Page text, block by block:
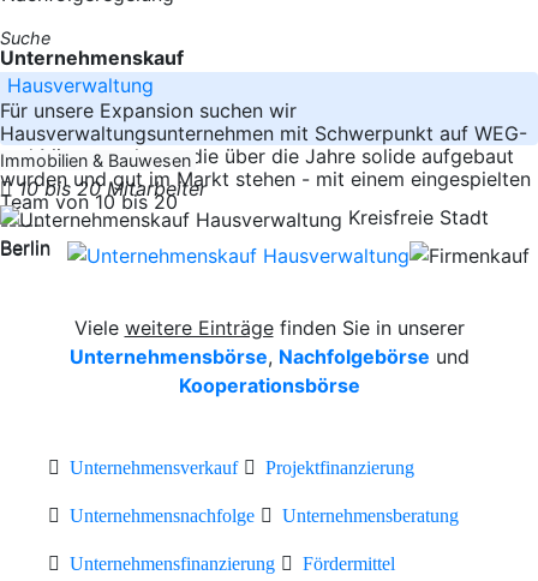
Suche
Unternehmenskauf
Hausverwaltung
Für unsere Expansion suchen wir
Hausverwaltungsunternehmen mit Schwerpunkt auf WEG-
und Mietverwaltung, die über die Jahre solide aufgebaut
wurden und gut im Markt stehen - mit einem eingespielten
Team von 10 bis 20
-----
Berlin
Immobilien & Bauwesen
10 bis 20 Mitarbeiter
Kreisfreie Stadt
Berlin
Viele weitere Einträgefinden Sie in unserer
Unternehmensbörse, Nachfolgebörse und
Kooperationsbörse
Unternehmensverkauf Projektfinanzierung
Unternehmensnachfolge Unternehmensberatung
Unternehmensfinanzierung Fördermittel